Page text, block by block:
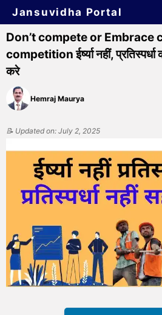
Jansuvidha Portal
Don’t compete or Embrace
competition ईर्ष्या नहीं, प्रतिस्पर्धा
करे
Hemraj Maurya
📝 Updated on: July 2, 2025